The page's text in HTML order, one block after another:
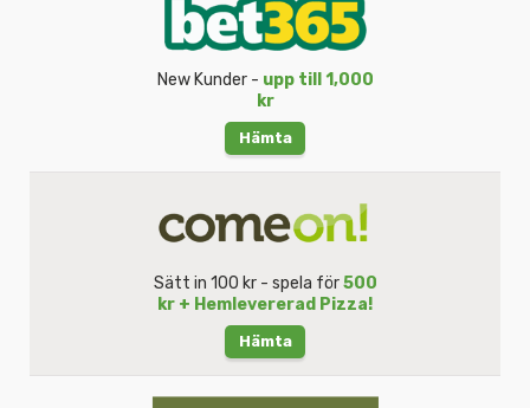
New Kunder - upp till 1,000
kr
Hämta
Sätt in 100 kr - spela för500
kr + Hemlevererad Pizza!
Hämta